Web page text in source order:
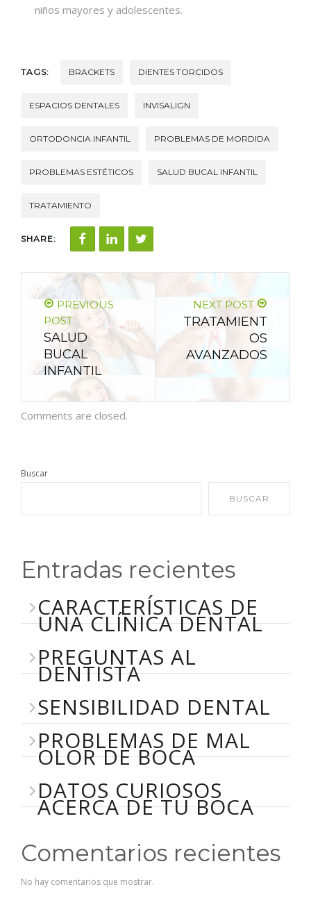
niños mayores y adolescentes.
TAGS: BRACKETS DIENTES TORCIDOS
ESPACIOS DENTALES INVISALIGN
ORTODONCIA INFANTIL PROBLEMAS DE MORDIDA
PROBLEMAS ESTÉTICOS SALUD BUCAL INFANTIL
TRATAMIENTO
SHARE:
PREVIOUS
POST
SALUD
BUCAL
INFANTIL
NEXT POST
TRATAMIENT
OS
AVANZADOS
Comments are closed.
Buscar
BUSCAR
Entradas recientes
CARACTERÍSTICAS DE
UNA CLÍNICA DENTAL
PREGUNTAS AL
DENTISTA
SENSIBILIDAD DENTAL
PROBLEMAS DE MAL
OLOR DE BOCA
DATOS CURIOSOS
ACERCA DE TU BOCA
Comentarios recientes
No hay comentarios que mostrar.